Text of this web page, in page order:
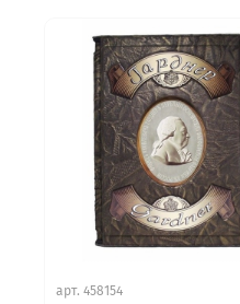
арт. 458154